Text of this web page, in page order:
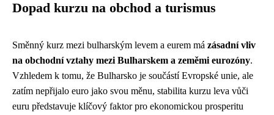
Dopad kurzu na obchod a turismus
Směnný kurz mezi bulharským levem a eurem má zásadní vliv
na obchodní vztahy mezi Bulharskem a zeměmi eurozóny.
Vzhledem k tomu, že Bulharsko je součástí Evropské unie, ale
zatím nepřijalo euro jako svou měnu, stabilita kurzu leva vůči
euru představuje klíčový faktor pro ekonomickou prosperitu